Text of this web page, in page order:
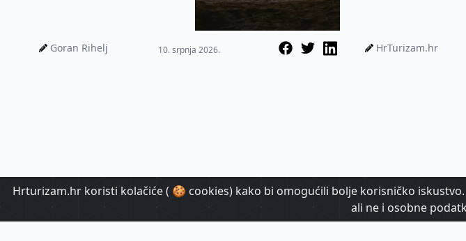
Goran Rihelj 10. srpnja 2026. HrTurizam.hr
Hrturizam.hr koristi kolačiće ( 🍪 cookies) kako bi omogućili bolje korisničko
ali ne i osobne